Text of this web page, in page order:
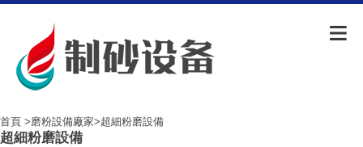
首頁 >磨粉設備廠家>超細粉磨設備
超細粉磨設備